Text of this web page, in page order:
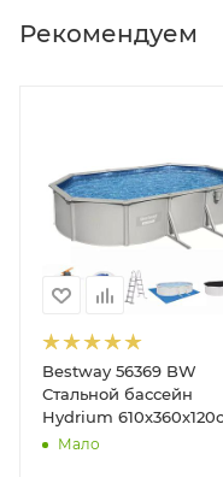
Рекомендуем
Bestway 56369 BW
Стальной бассейн
Hydrium
19929л, песч.фил.-нас
Мало